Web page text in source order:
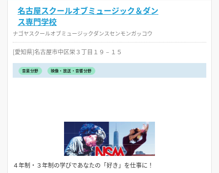
名古屋スクールオブミュージック＆ダン
ス専門学校
ナゴヤスクールオブミュージックダンスセンモンガッコウ
[愛知県]名古屋市中区栄３丁目１９－１５
音楽分野 映像・放送・音響分野
４年制・３年制の学びであなたの「好き」を仕事に！